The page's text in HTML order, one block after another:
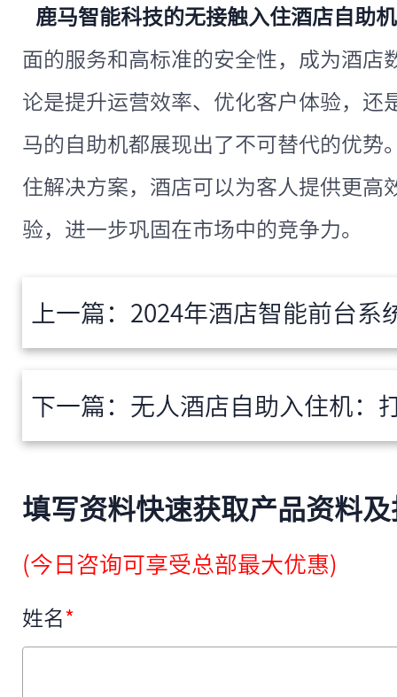
鹿马智能科技的无接触入住酒店自助机
面的服务和高标准的安全性，成为酒店
论是提升运营效率、优化客户体验，还
马的自助机都展现出了不可替代的优势
住解决方案，酒店可以为客人提供更高
验，进一步巩固在市场中的竞争力。
上一篇： 2024年酒店智能前台系统有哪些型
下一篇： 无人酒店自助入住机：打造
填写资料快速获取产品资料
(今日咨询可享受总部最大优惠)
姓名*